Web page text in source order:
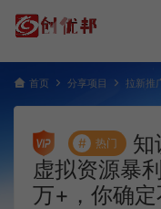
首页 分享项目 拉新推
# 热门
知
虚拟资源暴
万+，你确